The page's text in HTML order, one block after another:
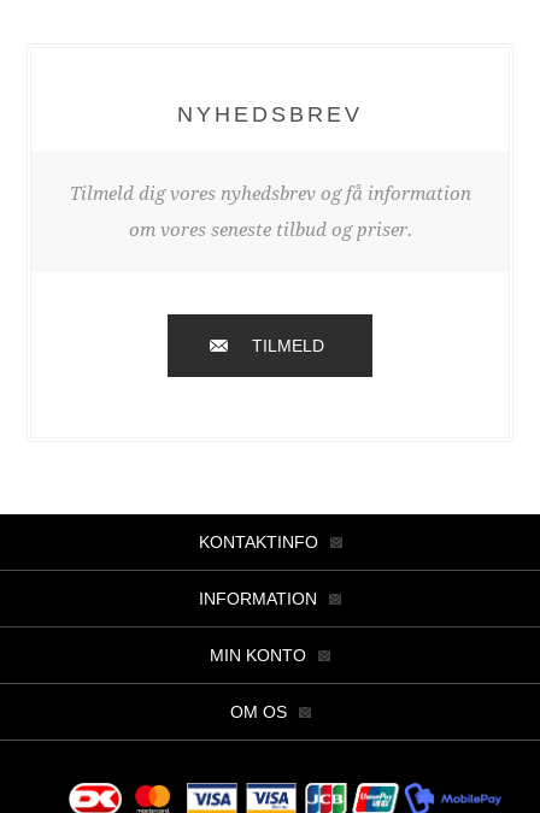
NYHEDSBREV
Tilmeld dig vores nyhedsbrev og få information
om vores seneste tilbud og priser.
TILMELD
KONTAKTINFO
INFORMATION
MIN KONTO
OM OS